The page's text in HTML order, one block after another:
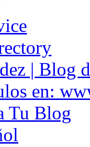
| Blog
en:
Tu Blog